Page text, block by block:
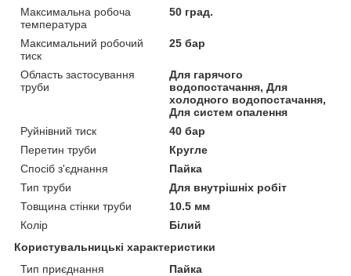
Максимальна робоча
температура
50 град.
Максимальний робочий
тиск
25 бар
Область застосування
труби
Для гарячого
водопостачання, Для
холодного водопостачання,
Для систем опалення
Руйнівний тиск
40 бар
Перетин труби
Кругле
Спосіб з'єднання
Пайка
Тип труби
Для внутрішніх робіт
Товщина стінки труби
10.5 мм
Колір
Білий
Користувальницькі характеристики
Тип приєднання
Пайка